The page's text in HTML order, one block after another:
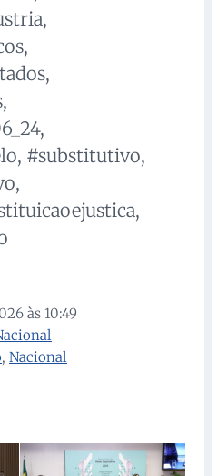
#substitutivo,
às 10:49
, Nacional